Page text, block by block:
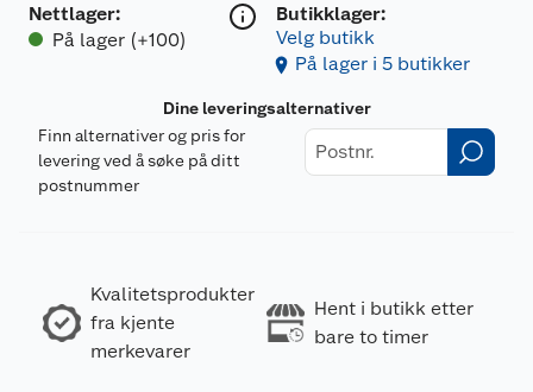
Nettlager:
På lager (+100)
Butikklager:
Velg butikk
På lager i 5 butikker
Dine leveringsalternativer
Finn alternativer og pris for
levering ved å søke på ditt
postnummer
Kvalitetsprodukter
fra kjente
merkevarer
Hent i butikk etter
bare to timer